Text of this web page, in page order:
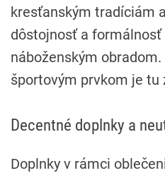
kresťanským tradíciám
dôstojnosť a formálnosť
náboženským obradom.
športovým prvkom je tu
Decentné doplnky a
Doplnky v rámci